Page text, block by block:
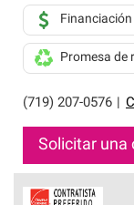
Solo ellos
sistemas de
(719) 207-0576
Promesa de
Solicitar una